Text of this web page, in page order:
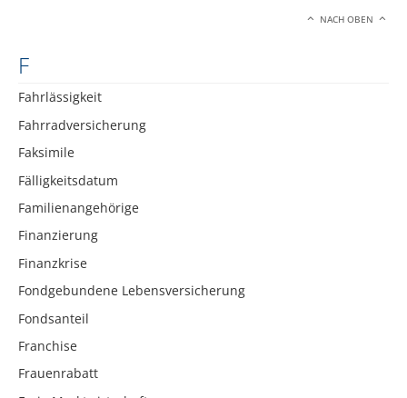
NACH OBEN
F
Fahrlässigkeit
Fahrradversicherung
Faksimile
Fälligkeitsdatum
Familienangehörige
Finanzierung
Finanzkrise
Fondgebundene Lebensversicherung
Fondsanteil
Franchise
Frauenrabatt